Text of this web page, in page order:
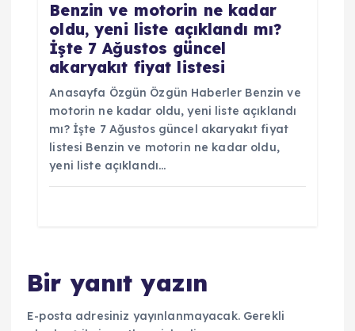
Benzin ve motorin ne kadar
oldu, yeni liste açıklandı mı?
İşte 7 Ağustos güncel
akaryakıt fiyat listesi
Anasayfa Özgün Özgün Haberler Benzin ve
motorin ne kadar oldu, yeni liste açıklandı
mı? İşte 7 Ağustos güncel akaryakıt fiyat
listesi Benzin ve motorin ne kadar oldu,
yeni liste açıklandı…
Bir yanıt yazın
E-posta adresiniz yayınlanmayacak. Gerekli